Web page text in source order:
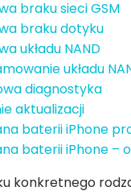
braku sieci GSM
braku dotyku
układu NAND
układu
diagnostyka
aktualizacji
baterii iPhone
baterii iPhone –
konkretnego